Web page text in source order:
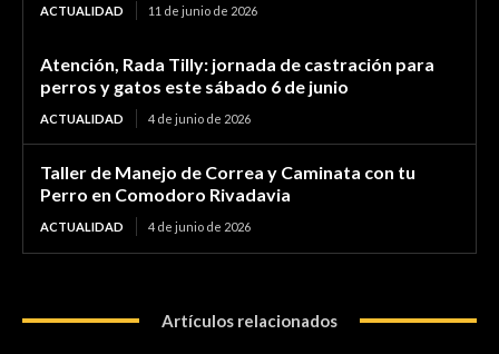
ACTUALIDAD 11 de junio de 2026
Atención, Rada Tilly: jornada de castración para
perros y gatos este sábado 6 de junio
ACTUALIDAD 4 de junio de 2026
Taller de Manejo de Correa y Caminata con tu
Perro en Comodoro Rivadavia
ACTUALIDAD 4 de junio de 2026
Artículos relacionados